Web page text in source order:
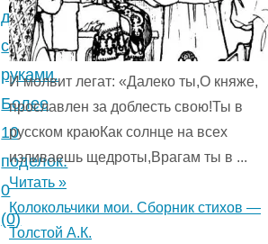
детей
своими
руками.
Более
10
поделок.
0
(0)
И молвит легат: «Далеко ты,О княже,
прославлен за доблесть свою!Ты в
русском краюКак солнце на всех
изливаешь щедроты,Врагам ты в ...
Читать »
Колокольчики мои. Сборник стихов —
Толстой А.К.